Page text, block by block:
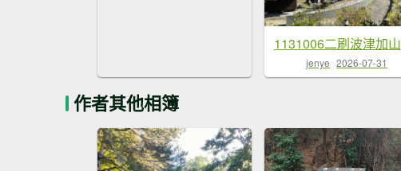
1131006二刷波津加山
jenye 2026-07-31
作者其他相簿